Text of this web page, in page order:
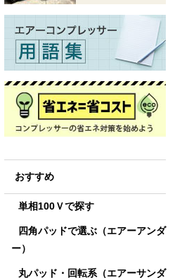
おすすめ
単相100Ｖで探す
四角パッドで選ぶ（エアーアンダ
ー）
丸パッド・回転系（エアーサンダ